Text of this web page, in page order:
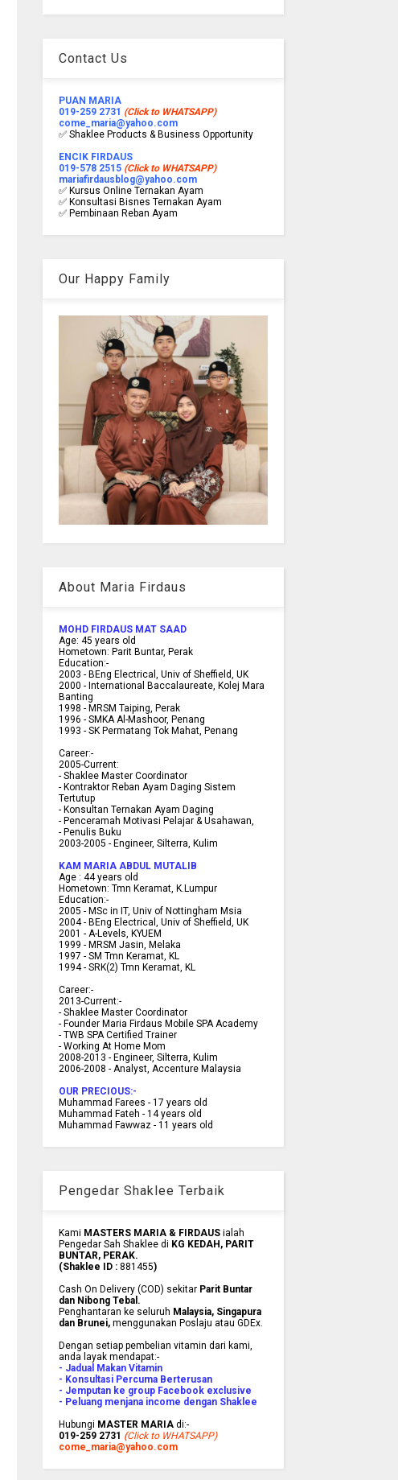
Contact Us
PUAN MARIA
019-259 2731 (Click to WHATSAPP)
come_maria@yahoo.com
✅ Shaklee Products & Business Opportunity
ENCIK FIRDAUS
019-578 2515 (Click to WHATSAPP)
mariafirdausblog@yahoo.com
✅ Kursus Online Ternakan Ayam
✅ Konsultasi Bisnes Ternakan Ayam
✅ Pembinaan Reban Ayam
Our Happy Family
About Maria Firdaus
MOHD FIRDAUS MAT SAAD
Age: 45 years old
Hometown: Parit Buntar, Perak
Education:-
2003 - BEng Electrical, Univ of Sheffield, UK
2000 - International Baccalaureate, Kolej Mara
Banting
1998 - MRSM Taiping, Perak
1996 - SMKA Al-Mashoor, Penang
1993 - SK Permatang Tok Mahat, Penang
Career:-
2005-Current:
- Shaklee Master Coordinator
- Kontraktor Reban Ayam Daging Sistem
Tertutup
- Konsultan Ternakan Ayam Daging
- Penceramah Motivasi Pelajar & Usahawan,
- Penulis Buku
2003-2005 - Engineer, Silterra, Kulim
KAM MARIA ABDUL MUTALIB
Age : 44 years old
Hometown: Tmn Keramat, K.Lumpur
Education:-
2005 -MSc in IT, Univ of Nottingham Msia
2004 - BEng Electrical, Univ of Sheffield, UK
2001 - A-Levels, KYUEM
1999 - MRSM Jasin, Melaka
1997 - SM Tmn Keramat, KL
1994 - SRK(2) Tmn Keramat, KL
Career:-
2013-Current:-
- Shaklee Master Coordinator
- Founder Maria Firdaus Mobile SPA Academy
- TWB SPA Certified Trainer
- Working At Home Mom
2008-2013 - Engineer, Silterra, Kulim
2006-2008 - Analyst, Accenture Malaysia
OUR PRECIOUS:-
Muhammad Farees - 17 years old
Muhammad Fateh - 14 years old
Muhammad Fawwaz - 11 years old
Pengedar Shaklee Terbaik
Kami MASTERS MARIA & FIRDAUS ialah
Pengedar Sah Shaklee di KG KEDAH, PARIT
BUNTAR, PERAK.
(Shaklee ID : 881455)
Cash On Delivery (COD) sekitar Parit Buntar
dan Nibong Tebal.
Penghantaran ke seluruh Malaysia, Singapura
dan Brunei,menggunakan Poslaju atau GDEx.
Dengan setiap pembelian vitamin dari kami,
anda layak mendapat:-
- Jadual Makan Vitamin
- Konsultasi Percuma Berterusan
- Jemputan ke group Facebook exclusive
- Peluang menjana income dengan Shaklee
Hubungi MASTER MARIAdi:-
019-259 2731 (Click to WHATSAPP)
come_maria@yahoo.com